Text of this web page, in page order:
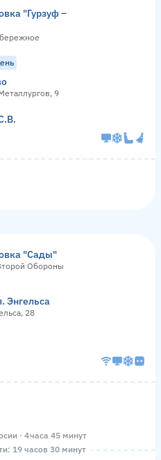
"Гурзуф –
9
"Сады"
Обороны
Энгельса
28
· 4 часа 45 минут
19 часов 30 минут